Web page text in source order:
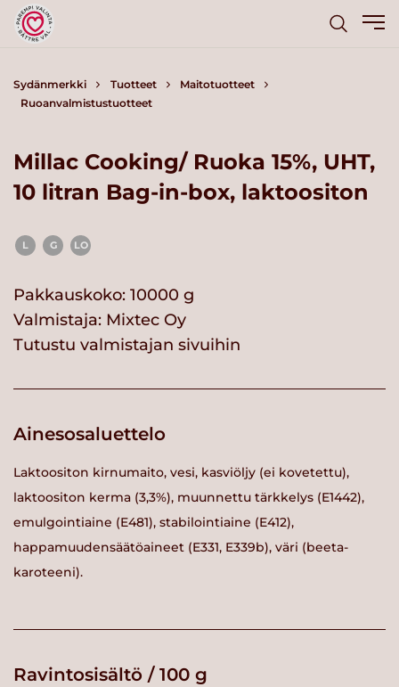
Sydänmerkki Tuotteet
Maitotuotteet
Ruoanvalmistustuotteet
Millac Cooking/ Ruoka 15%, UHT,
10 litran Bag-in-box, laktoositon
L G LO
Pakkauskoko: 10000 g
Valmistaja: Mixtec Oy
Tutustu valmistajan sivuihin
Ainesosaluettelo
Laktoositon kirnumaito, vesi, kasviöljy (ei kovetettu),
laktoositon kerma (3,3%), muunnettu tärkkelys (E1442),
emulgointiaine (E481), stabilointiaine (E412),
happamuudensäätöaineet (E331, E339b), väri (beeta-
karoteeni).
Ravintosisältö / 100 g